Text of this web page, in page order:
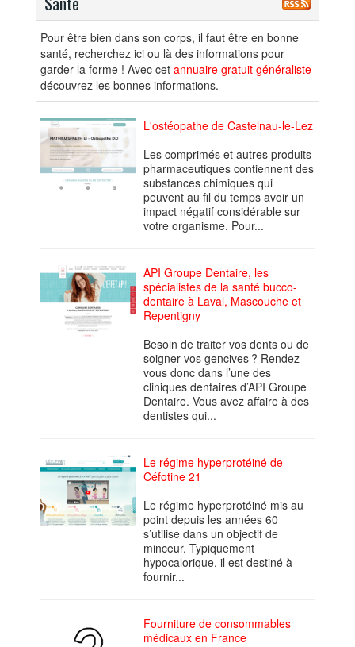
Pour être bien dans son corps, il faut être en bonne
santé, recherchez ici ou là des informations pour
garder la forme ! Avec cet annuaire gratuit généraliste
découvrez les bonnes informations.
L'ostéopathe de Castelnau-le-Lez
Les comprimés et autres produits
pharmaceutiques contiennent des
substances chimiques qui
peuvent au fil du temps avoir un
impact négatif considérable sur
votre organisme. Pour...
API Groupe Dentaire, les
spécialistes de la santé bucco-
dentaire à Laval, Mascouche et
Repentigny
Besoin de traiter vos dents ou de
soigner vos gencives ? Rendez-
vous donc dans l’une des
cliniques dentaires d’API Groupe
Dentaire. Vous avez affaire à des
dentistes qui...
Le régime hyperprotéiné de
Céfotine 21
Le régime hyperprotéiné mis au
point depuis les années 60
s’utilise dans un objectif de
minceur. Typiquement
hypocalorique, il est destiné à
fournir...
Fourniture de consommables
médicaux en France